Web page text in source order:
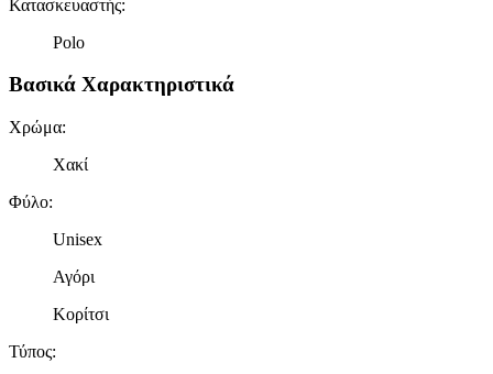
Κατασκευαστής:
Polo
Βασικά Χαρακτηριστικά
Χρώμα:
Χακί
Φύλο:
Unisex
Αγόρι
Κορίτσι
Τύπος: